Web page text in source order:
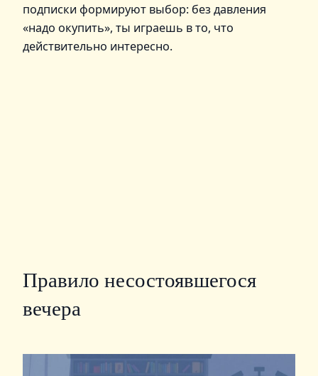
подписки формируют выбор: без давления
«надо окупить», ты играешь в то, что
действительно интересно.
Правило несостоявшегося
вечера